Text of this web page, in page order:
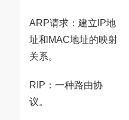
ARP请求：建立IP地
址和MAC地址的映射
关系。
RIP：一种路由协
议。